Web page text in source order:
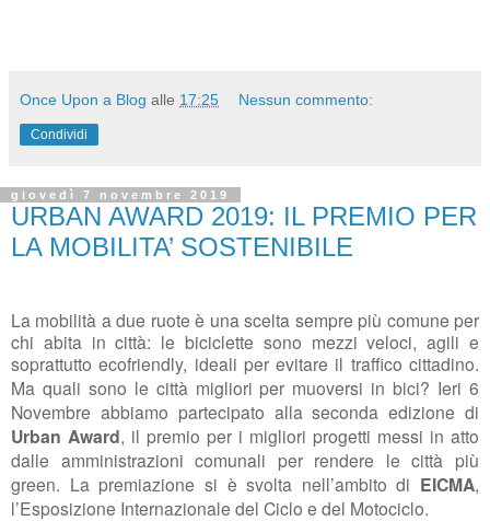
Once Upon a Blog alle 17:25 Nessun commento:
Condividi
giovedì 7 novembre 2019
URBAN AWARD 2019: IL PREMIO PER
LA MOBILITA’ SOSTENIBILE
La mobilità a due ruote è una scelta sempre più comune per
chi abita in città: le biciclette sono mezzi veloci, agili e
soprattutto ecofriendly, ideali per evitare il traffico cittadino.
Ma quali sono le città migliori per muoversi in bici? Ieri6
Novembre abbiamo partecipato alla seconda edizione di
Urban Award, il premio per i migliori progetti messi in atto
dalle amministrazioni comunali per rendere le città più
green. La premiazione si è svolta nell’ambito di EICMA,
l’Esposizione Internazionale del Ciclo e del Motociclo.